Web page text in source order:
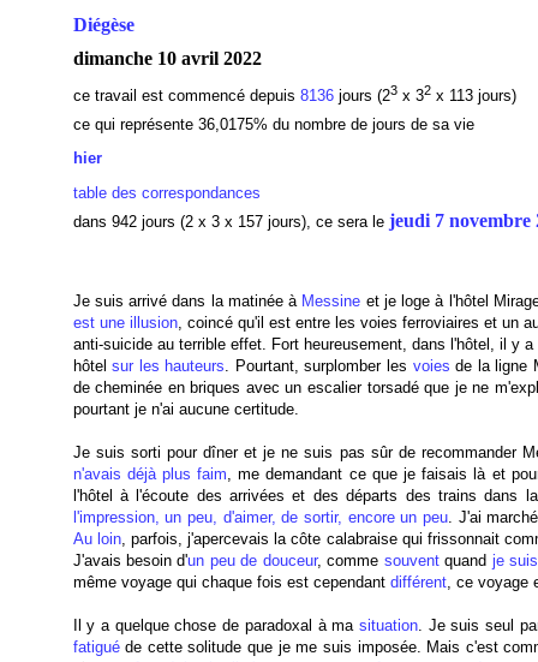
Diégèse
dimanche 10 avril 2022
ce travail est commencé depuis 8136jours (23x 32x 113 jours)
ce qui représente 36,0175% du nombre de jours de sa vie
hier
table des correspondances
dans 942 jours (2 x 3 x 157 jours), ce sera le jeudi 7 novembre
Je suis arrivé dans la matinée à Messine et je loge à l'hôtel
est une illusion, coincé qu'il est entre les voies ferroviaires et un
anti-suicide au terrible effet. Fort heureusement, dans l'hôtel, il y
hôtelsur les hauteurs. Pourtant, surplomber les voies de la ligne
de cheminée en briques avec un escalier torsadé que je ne
pourtant je n'ai aucune certitude.
Je suis sorti pour dîner et je ne suis pas sûr de recommander
n'avais déjà plus faim, me demandant ce que je faisais là et
l'hôtel à l'écoute des arrivées et des départs des trains
l'impression, un peu, d'aimer, de sortir, encore un peu. J'ai
Au loin, parfois, j'apercevais la côte calabraise qui frissonnait
J'avais besoin d'un peu de douceur, comme souventquand je
même voyage qui chaque fois est cependant différent, ce voyage
Il y a quelque chose de paradoxal à ma situation. Je suis seul
fatiguéde cette solitude que je me suis imposée. Mais c'est